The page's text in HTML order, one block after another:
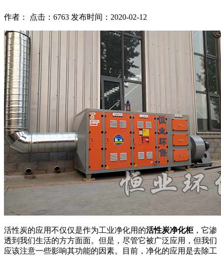
作者： 点击：6763 发布时间：2020-02-12
活性炭的应用不仅仅是作为工业净化用的活性炭净化柜，它渗
透到我们生活的方方面面。但是，尽管它被广泛应用，但我们
应该注意一些影响其功能的因素。目前，净化的应用是去除工